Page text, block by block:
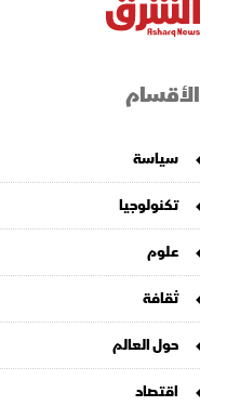
الأقسام
سياسة
تكنولوجيا
علوم
ثقافة
حول العالم
اقتصاد